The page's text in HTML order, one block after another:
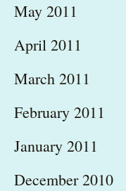
May 2011
April 2011
March 2011
February 2011
January 2011
December 2010